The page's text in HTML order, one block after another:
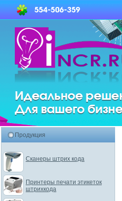
Продукция
Сканеры штрих кода
Принтеры печати этикеток
штрихкода